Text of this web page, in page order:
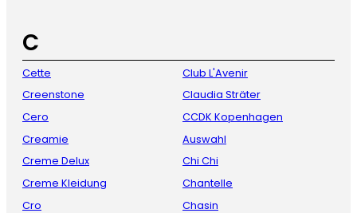
C
Cette
Creenstone
Cero
Creamie
Creme Delux
Creme Kleidung
Cro
Club L'Avenir
Claudia Sträter
CCDK Kopenhagen
Auswahl
Chi Chi
Chantelle
Chasin